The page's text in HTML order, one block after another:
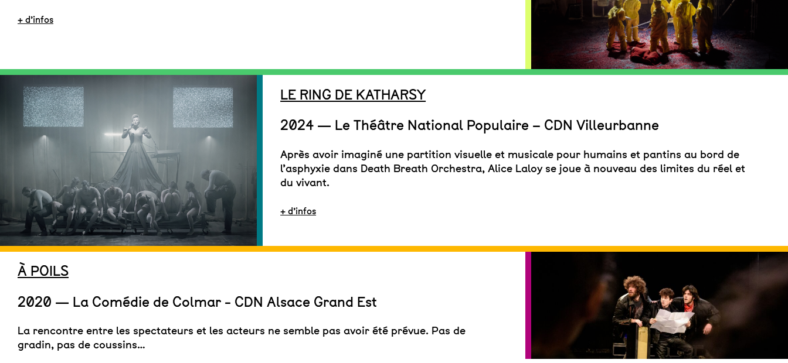
+ d’infos
LE RING DE KATHARSY
2024 — Le Théâtre National Populaire – CDN Villeurbanne
Après avoir imaginé une partition visuelle et musicale pour humains et pantins au bord de
l’asphyxie dans Death Breath Orchestra, Alice Laloy se joue à nouveau des limites du réel et
du vivant.
+ d’infos
À POILS
2020 — La Comédie de Colmar - CDN Alsace Grand Est
La rencontre entre les spectateurs et les acteurs ne semble pas avoir été prévue. Pas de
gradin, pas de coussins…